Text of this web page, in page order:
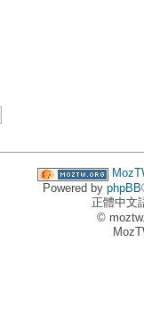
Powered by phpBB
正體中文
©